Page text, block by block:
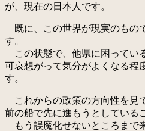
が、現在の日本人です。
既に、この世界が現実のもの
す。
この状態で、他県に困ってい
可哀想がって気分がよくなる程
す。
これからの政策の方向性を見
前の船で先に進もうとしている
もう誤魔化せないところまで